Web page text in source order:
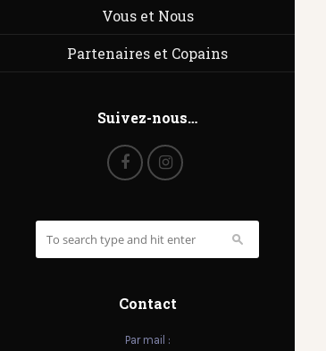
Vous et Nous
Partenaires et Copains
Suivez-nous…
Contact
Par mail :